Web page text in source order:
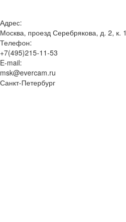
Адрес:
Москва, проезд Серебрякова, д. 2, к. 1
Телефон:
+7(495)215-11-53
E-mail:
msk@evercam.ru
Санкт-Петербург